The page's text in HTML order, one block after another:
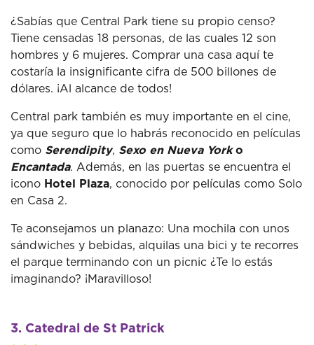
¿Sabías que Central Park tiene su propio censo?
Tiene censadas 18 personas, de las cuales 12 son
hombres y 6 mujeres. Comprar una casa aquí te
costaría la insignificante cifra de 500 billones de
dólares. ¡Al alcance de todos!
Central park también es muy importante en el cine,
ya que seguro que lo habrás reconocido en películas
como Serendipity, Sexo en Nueva Yorko
Encantada. Además, en las puertas se encuentra el
icono Hotel Plaza, conocido por películas como Solo
en Casa 2.
Te aconsejamos un planazo: Una mochila con unos
sándwiches y bebidas, alquilas una bici y te recorres
el parque terminando con un picnic ¿Te lo estás
imaginando? ¡Maravilloso!
3. Catedral de St Patrick